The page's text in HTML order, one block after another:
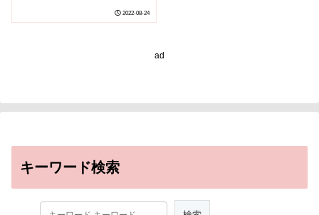
2022-08-24
ad
キーワード検索